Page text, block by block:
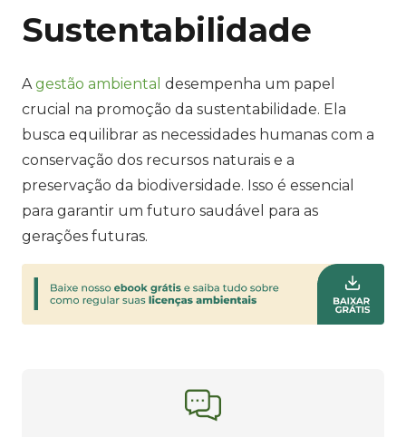
Sustentabilidade
Agestão ambiental desempenha um papel
crucial na promoção da sustentabilidade. Ela
busca equilibrar as necessidades humanas com a
conservação dos recursos naturais e a
preservação da biodiversidade. Isso é essencial
para garantir um futuro saudável para as
gerações futuras.